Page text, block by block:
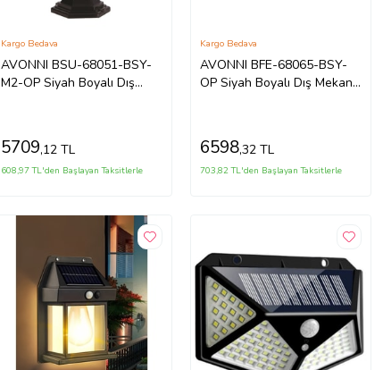
AVONNI BSU-68051-BSY-
M2-OP Siyah Boyalı Dış
15cm
Kargo Bedava
5709,12 TL
608,97 TL'den Başlayan Taksitlerle
AVONNI BFE-68065-BSY-
OP Siyah Boyalı Dış Mekan
Kargo Bedava
6598,32 TL
703,82 TL'den Başlayan Taksitlerle